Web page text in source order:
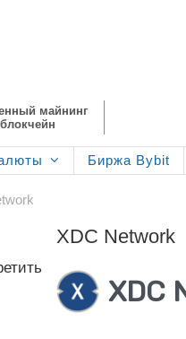
майнинг
Биржа Bybit
XDC Network
XDC